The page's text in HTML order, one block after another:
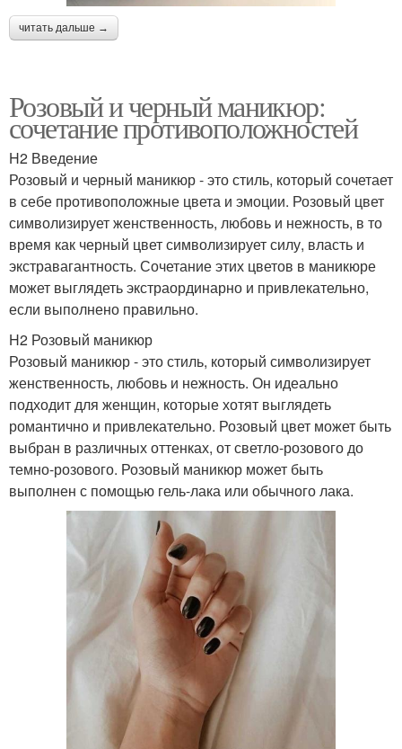
читать дальше →
Розовый и черный маникюр:
сочетание противоположностей
H2 Введение
Розовый и черный маникюр - это стиль, который сочетает
в себе противоположные цвета и эмоции. Розовый цвет
символизирует женственность, любовь и нежность, в то
время как черный цвет символизирует силу, власть и
экстравагантность. Сочетание этих цветов в маникюре
может выглядеть экстраординарно и привлекательно,
если выполнено правильно.
H2 Розовый маникюр
Розовый маникюр - это стиль, который символизирует
женственность, любовь и нежность. Он идеально
подходит для женщин, которые хотят выглядеть
романтично и привлекательно. Розовый цвет может быть
выбран в различных оттенках, от светло-розового до
темно-розового. Розовый маникюр может быть
выполнен с помощью гель-лака или обычного лака.